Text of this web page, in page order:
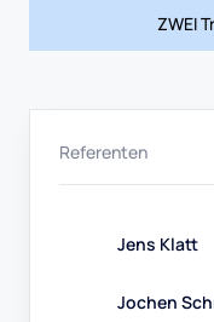
ZWEI
Referenten
Jens Klatt
Jochen